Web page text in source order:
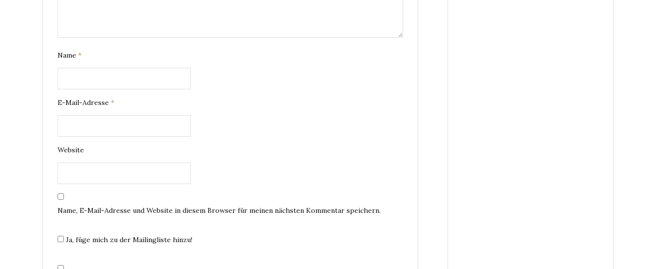
Name *
E-Mail-Adresse *
Website
Name, E-Mail-Adresse und Website in diesem Browser für meinen nächsten Kommentar speichern.
Ja, füge mich zu der Mailingliste hinzu!